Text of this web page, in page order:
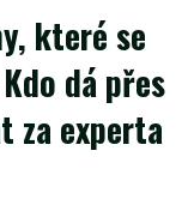
které se
dá přes
za experta